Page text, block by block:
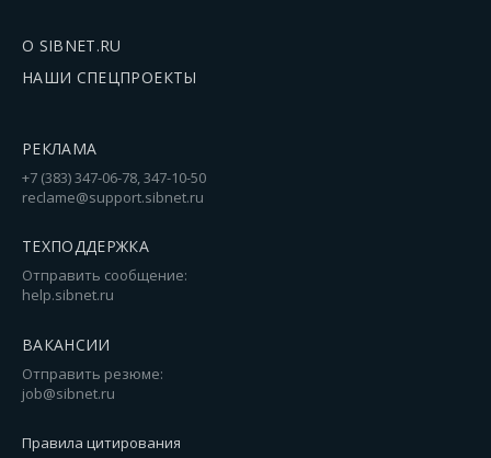
О SIBNET.RU
НАШИ СПЕЦПРОЕКТЫ
РЕКЛАМА
+7 (383) 347-06-78, 347-10-50
reclame@support.sibnet.ru
ТЕХПОДДЕРЖКА
Отправить сообщение:
help.sibnet.ru
ВАКАНСИИ
Отправить резюме:
job@sibnet.ru
Правила цитирования